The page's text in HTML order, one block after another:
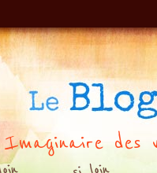
Imaginaire des